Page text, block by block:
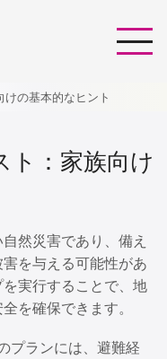
の基本的なヒント
ト：家族向け
然災害であり、備え
を与える可能性があ
実行することで、地
を確保できます。
プランには、避難経